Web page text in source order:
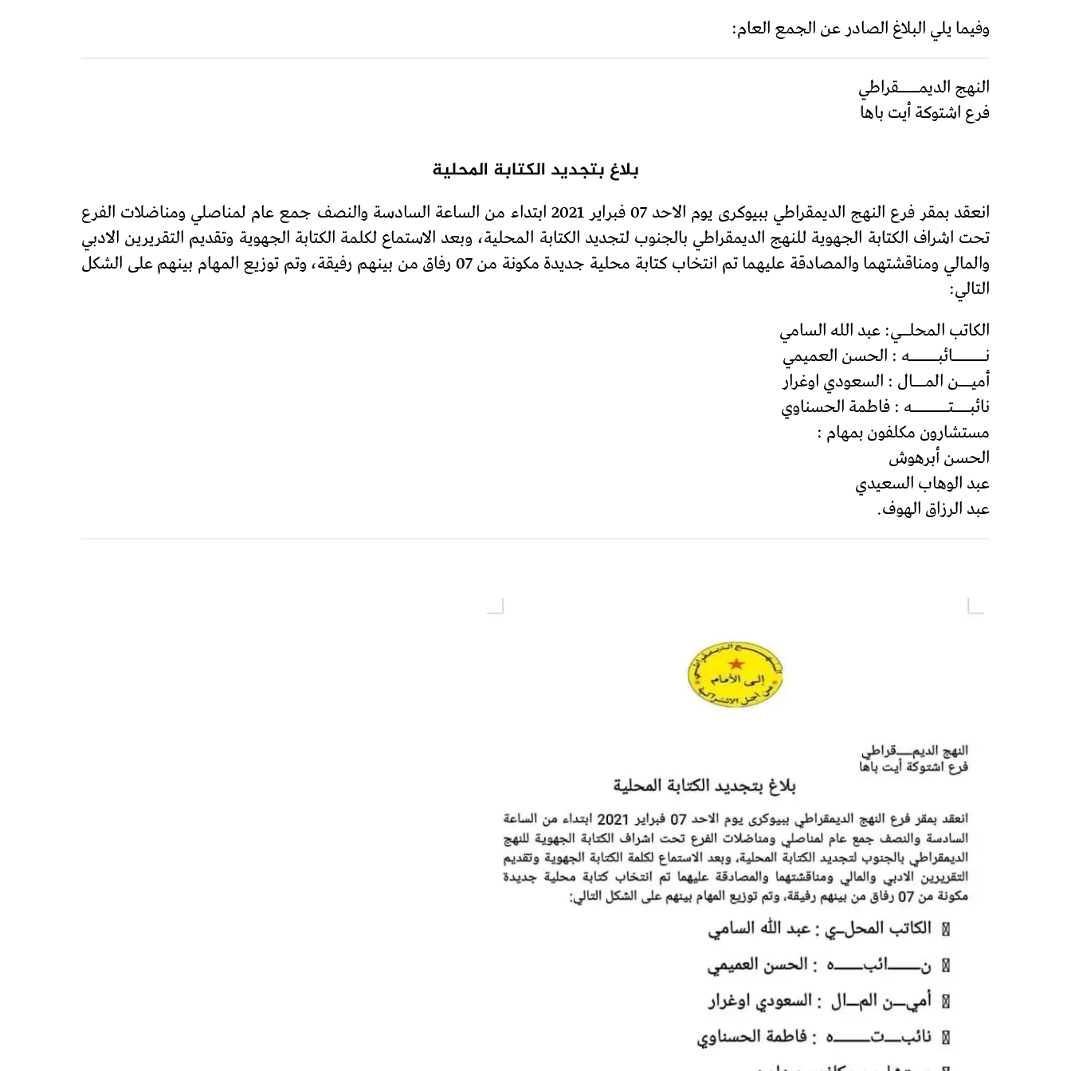
وفيما يلي البلاغ الصادر عن الجمع العام:
النهج الديمـــــقراطي
فرع اشتوكة أيت باها
بلاغ بتجديد الكتابة المحلية
انعقد بمقر فرع النهج الديمقراطي ببيوكرى يوم الاحد 07 فبراير 2021 ابتداء من الساعة السادسة والنصف جمع عام لمناصلي ومناضلات الفرع
تحت اشراف الكتابة الجهوية للنهج الديمقراطي بالجنوب لتجديد الكتابة المحلية، وبعد الاستماع لكلمة الكتابة الجهوية وتقديم التقريرين الادبي
والمالي ومناقشتهما والمصادقة عليهما تم انتخاب كتابة محلية جديدة مكونة من 07 رفاق من بينهم رفيقة، وتم توزيع المهام بينهم على الشكل
التالي:
الكاتب المحلــي: عبد الله السامي
نــــــــائبـــــــه : الحسن العميمي
أميـــن المـــال : السعودي اوغرار
نائبــــتـــــــــه : فاطمة الحسناوي
مستشارون مكلفون بمهام :
الحسن أبرهوش
عبد الوهاب السعيدي
عبد الرزاق الهوف.